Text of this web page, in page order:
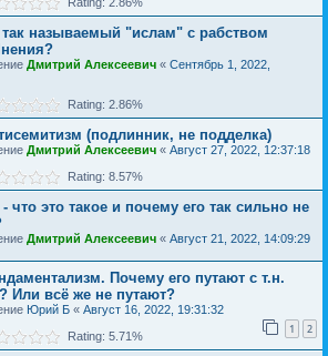
называемый "ислам" с рабством
Дмитрий Алексеевич « Сентябрь 1, 2022,
Rating: 2.86%
(подлинник, не подделка)
Дмитрий Алексеевич « Август 27, 2022, 12:37:18
Rating: 8.57%
что это такое и почему его так сильно не
Дмитрий Алексеевич « Август 21, 2022, 14:09:29
Почему его путают с т.н.
Или всё же не путают?
Юрий Б « Август 16, 2022, 19:31:32
1 2
Rating: 5.71%